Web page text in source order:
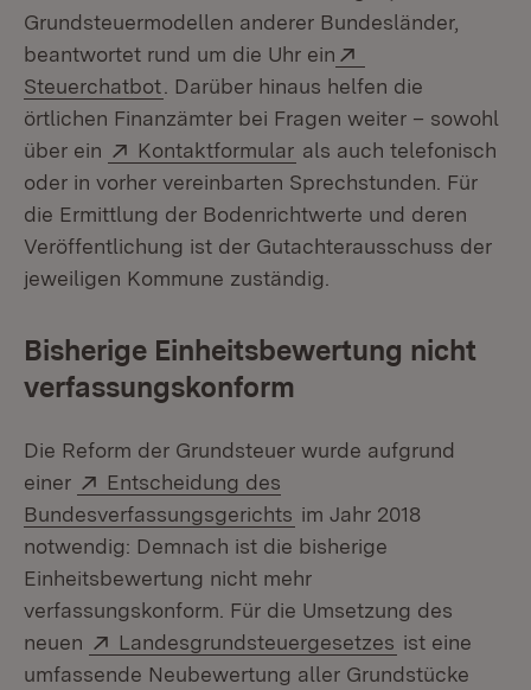
Grundsteuermodellen anderer Bundesländer,
beantwortet rund um die Uhr ein
Steuerchatbot (Öffnet in neuem Fenster)
. Darüber hinaus helfen die
örtlichen Finanzämter bei Fragen weiter – sowohl
über ein
Extern:
Kontaktformular (Öffnet in neuem
als auch telefonisch
oder in vorher vereinbarten Sprechstunden. Für
die Ermittlung der Bodenrichtwerte und deren
Veröffentlichung ist der Gutachterausschuss der
jeweiligen Kommune zuständig.
Bisherige Einheitsbewertung nicht
verfassungskonform
Die Reform der Grundsteuer wurde aufgrund
einer
Extern:
Entscheidung des
Bundesverfassungsgerichts (Öffnet in neuem
im Jahr 2018
notwendig: Demnach ist die bisherige
Einheitsbewertung nicht mehr
verfassungskonform. Für die Umsetzung des
neuen
Extern:
Landesgrundsteuergesetzes (Öffnet in
ist eine
umfassende Neubewertung aller Grundstücke